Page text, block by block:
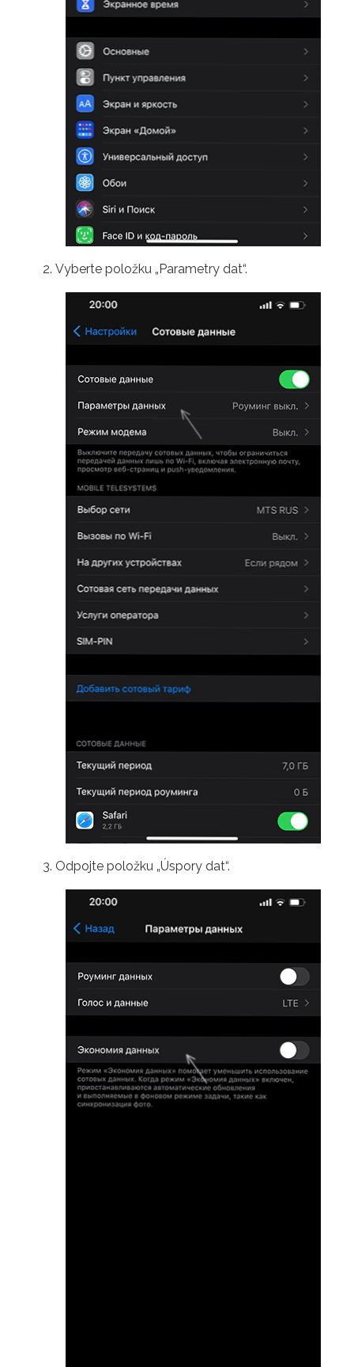
Vyberte položku „Parametry dat“.
Odpojte položku „Úspory dat“.